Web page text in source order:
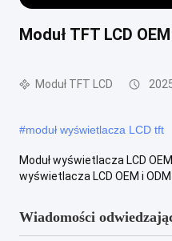
Moduł TFT LCD
Moduł TFT LCD
#moduł wyświetlacza LCD tft
Moduł wyświetlacza LCD
wyświetlacza LCD OEM i
Wiadomości